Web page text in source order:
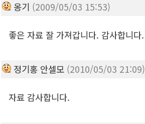
옹기 (2009/05/03 15:53)
좋은 자료 잘 가져갑니다. 감사합니다.
정기홍 안셀모 (2010/05/03 21:09)
자료 감사합니다.